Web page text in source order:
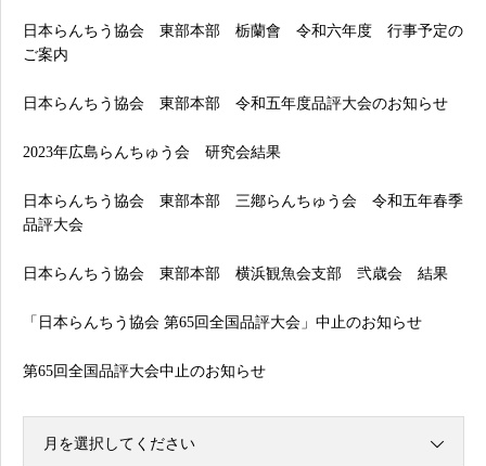
日本らんちう協会 東部本部 栃蘭會 令和六年度 行事予定の
ご案内
日本らんちう協会 東部本部 令和五年度品評大会のお知らせ
2023年広島らんちゅう会 研究会結果
日本らんちう協会 東部本部 三鄕らんちゅう会 令和五年春季
品評大会
日本らんちう協会 東部本部 横浜観魚会支部 弐歳会 結果
「日本らんちう協会 第65回全国品評大会」中止のお知らせ
第65回全国品評大会中止のお知らせ
月を選択してください